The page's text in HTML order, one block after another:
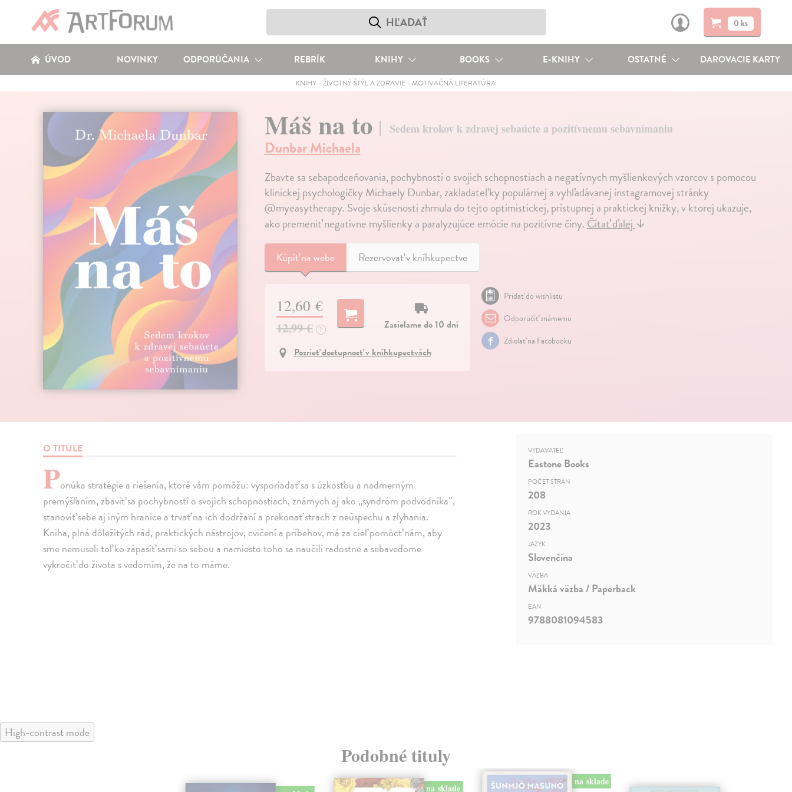
0 ks
ÚVOD NOVINKY ODPORÚČANIA REBRÍK KNIHY BOOKS E-KNIHY OSTATNÉ DAROVACIE KARTY
KNIHY -ŽIVOTNÝ ŠTÝL A ZDRAVIE -MOTIVAČNÁ LITERATÚRA
Máš na to Sedem krokov k zdravej sebaúcte a pozitívnemu sebavnímaniu
Dunbar Michaela
Zbavte sa sebapodceňovania, pochybností o svojich schopnostiach a negatívnych myšlienkových vzorcov s pomocou
klinickej psychologičky Michaely Dunbar, zakladateľky populárnej a vyhľadávanej instagramovej stránky
@myeasytherapy. Svoje skúsenosti zhrnula do tejto optimistickej, prístupnej a praktickej knižky, v ktorej ukazuje,
ako premeniť negatívne myšlienky a paralyzujúce emócie na pozitívne činy.Čítať ďalej↓
Kúpiťna webe Rezervovať v kníhkupectve
12,60 €
12,99 € ?
Zasielame do 10 dní
Pozrieť dostupnosť v kníhkupectvách
Pridať do wishlistu
Odporučiť známemu
Zdielať na Facebooku
O TITULE
Ponúka stratégie a riešenia, ktoré vám pomôžu: vysporiadať sa s úzkosťou a nadmerným
premýšľaním, zbaviť sa pochybností o svojich schopnostiach, známych aj ako „syndróm podvodníka“,
stanoviť sebe aj iným hranice a trvať na ich dodržaní a prekonať strach z neúspechu a zlyhania.
Kniha, plná dôležitých rád, praktických nástrojov, cvičení a príbehov, má za cieľ pomôcť nám, aby
sme nemuseli toľ ko zápasiť sami so sebou a namiesto toho sa naučili radostne a sebavedome
vykročiť do života s vedomím, že na to máme.
VYDAVATEĽ
Eastone Books
POČET STRÁN
208
ROK VYDANIA
2023
JAZYK
Slovenčina
VÄZBA
Mäkká väzba / Paperback
EAN
9788081094583
High-contrast mode
Podobné tituly
na sklade
na sklade